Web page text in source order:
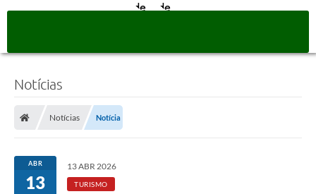
Notícias
Notícias Notícia
ABR
13
13 ABR 2026
TURISMO